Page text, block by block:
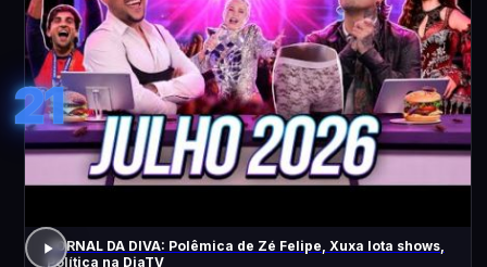
21
JORNAL DA DIVA: Polêmica de Zé Felipe, Xuxa lota shows,
Política na DiaTV